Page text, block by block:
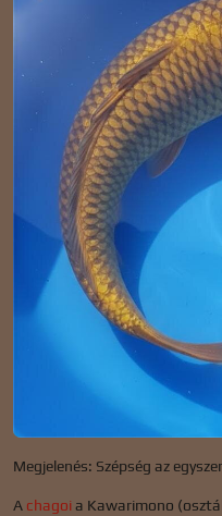
Megjelenés: Szépség az
A chagoia Kawarimono